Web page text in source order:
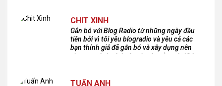
CHIT XINH
Gắn bó với Blog Radio từ những ngày đầu
tiên bởi vì tôi yêu blogradio và yêu cả các
bạn thính giả đã gắn bó và xây dựng nên
chương trình phát thanh xúc cảm này!Cám
TUẤN ANH